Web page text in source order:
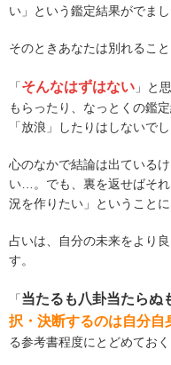
い」という鑑定結果がでまし
そのときあなたは別れるこ
「そんなはずはない 」と
もらったり、なっとくの鑑
「放浪」したりはしないで
心のなかで結論は出ている
い…。でも、裏を返せばそ
況を作りたい」ということに
占いは、自分の未来をより
す。
「当たるも八卦当たらぬ
択・決断するのは自分自
る参考書程度にとどめてお